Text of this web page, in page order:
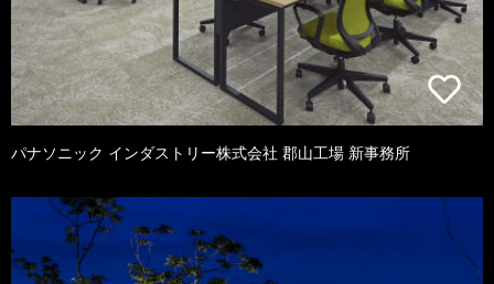
パナソニック インダストリー株式会社 郡山工場 新事務所